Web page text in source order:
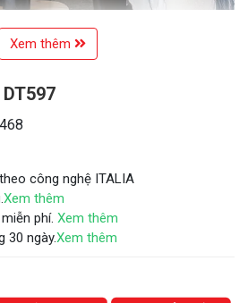
Xem thêm
công nghệ ITALIA
Xem thêm
phí. Xem thêm
30 ngày.Xem thêm